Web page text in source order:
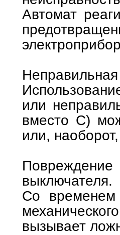
Автомат
или
вместо C)
или,
выключателя.
Со временем
вызывает